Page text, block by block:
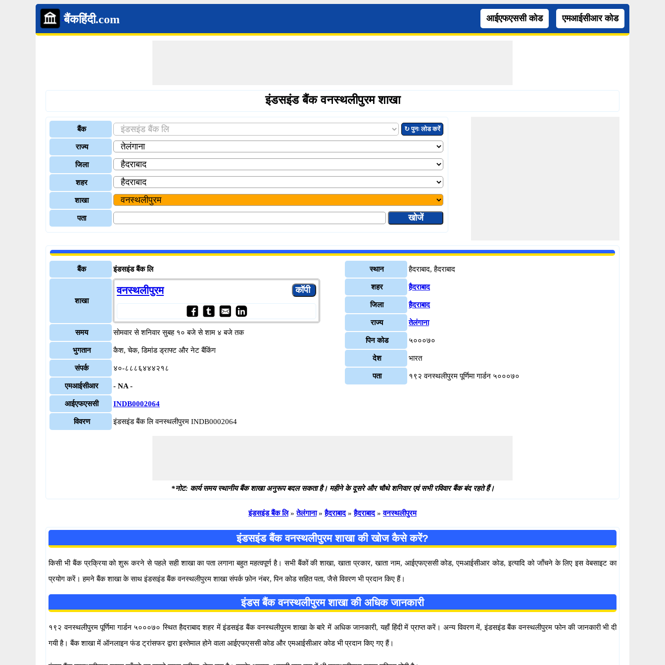
बैंकहिंदी.com आईएफएससी कोड एमआईसीआर कोड
इंडसइंड बैंक वनस्थलीपुरम शाखा
बैंक ↻ पुनः लोड करें
राज्य
जिला
शहर
शाखा
पता
बैंक इंडसइंड बैंक लि
शाखा
वनस्थलीपुरम
समय सोमवार से शनिवार सुबह १० बजे से शाम ४ बजे तक
भुगतान कैश, चेक, डिमांड ड्राफ्ट और नेट बैंकिंग
संपर्क ४०-८८८६४४४२१८
एमआईसीआर - NA -
आईएफएससी INDB0002064
विवरण इंडसइंड बैंक लि वनस्थलीपुरम INDB0002064
स्थान हैदराबाद, हैदराबाद
शहर हैदराबाद
जिला हैदराबाद
राज्य तेलंगाना
पिन कोड ५०००७०
देश भारत
पता १९२ वनस्थलीपुरम पूर्णिमा गार्डन ५०००७०
*नोट: कार्य समय स्थानीय बैंक शाखा अनुरूप बदल सकता है। महीने के दूसरे और चौथे शनिवार एवं सभी रविवार बैंक बंद रहते हैं।
इंडसइंड बैंक लि » तेलंगाना » हैदराबाद » हैदराबाद » वनस्थलीपुरम
इंडसइंड बैंक वनस्थलीपुरम शाखा की खोज कैसे करें?
किसी भी बैंक प्रक्रिया को शुरू करने से पहले सही शाखा का पता लगाना बहुत महत्वपूर्ण है। सभी बैंकों की शाखा, खाता प्रकार, खाता नाम, आईएफएससी कोड, एमआईसीआर कोड, इत्यादि को जाँचने के लिए इस वेबसाइट का
प्रयोग करें। हमने बैंक शाखा के साथ इंडसइंड बैंक वनस्थलीपुरम शाखा संपर्क फ़ोन नंबर, पिन कोड सहित पता, जैसे विवरण भी प्रदान किए हैं।
इंडस बैंक वनस्थलीपुरम शाखा की अधिक जानकारी
१९२ वनस्थलीपुरम पूर्णिमा गार्डन ५०००७० स्थित हैदराबाद शहर में इंडसइंड बैंक वनस्थलीपुरम शाखा के बारे में अधिक जानकारी, यहाँ हिंदी में प्राप्त करें। अन्य विवरण में, इंडसइंड बैंक वनस्थलीपुरम फोन की जानकारी भी दी
गयी है। बैंक शाखा में ऑनलाइन फंड ट्रांसफर द्वारा इस्तेमाल होने वाला आईएफएससी कोड और एमआईसीआर कोड भी प्रदान किए गए हैं।